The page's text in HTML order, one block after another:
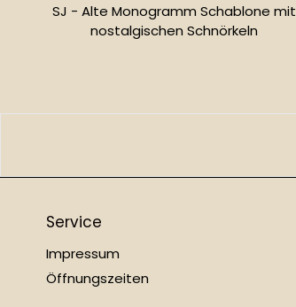
SJ - Alte Monogramm Schablone mit
nostalgischen Schnörkeln
Service
Impressum
Öffnungszeiten